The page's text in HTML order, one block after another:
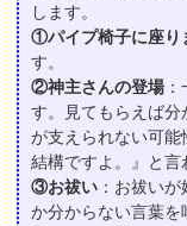
します。
①パイプ椅子に座り
す。
②神主さんの登場：
す。見てもらえば
が支えられない可
結構ですよ。』と言
③お祓い ：お祓い
か分からない言葉を